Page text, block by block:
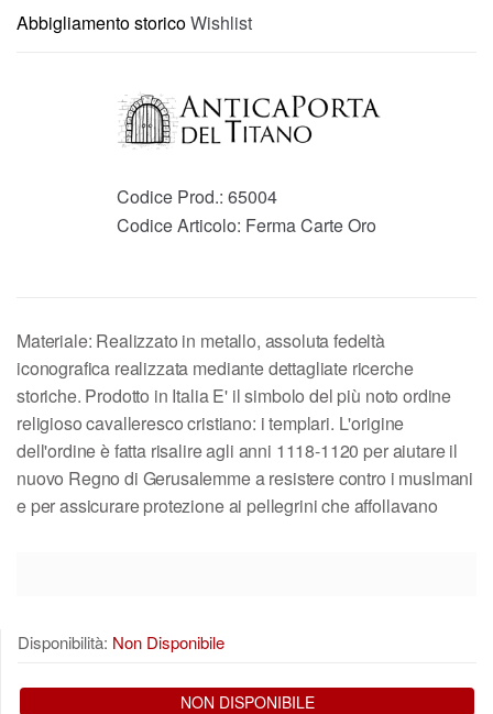
Abbigliamento storicoWishlist
Codice Prod.: 65004
Codice Articolo: Ferma Carte Oro
Materiale: Realizzato in metallo, assoluta fedeltà
iconografica realizzata mediante dettagliate ricerche
storiche. Prodotto in Italia E' il simbolo del più noto ordine
religioso cavalleresco cristiano: i templari. L'origine
dell'ordine è fatta risalire agli anni 1118-1120 per aiutare il
nuovo Regno di Gerusalemme a resistere contro i muslmani
e per assicurare protezione ai pellegrini che affollavano
Disponibilità: Non Disponibile
NON DISPONIBILE